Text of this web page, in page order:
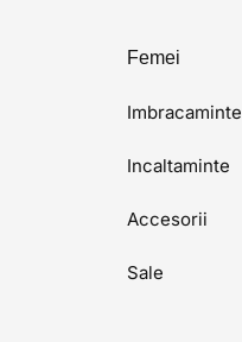
Femei
Imbracaminte
Incaltaminte
Accesorii
Sale